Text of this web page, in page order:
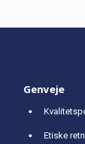
Genveje
Etiske